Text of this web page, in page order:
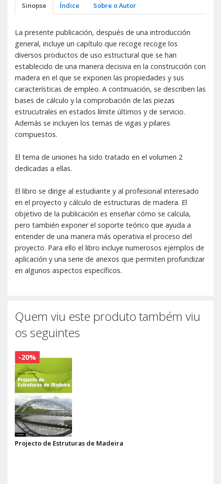
Sinopse Índice Sobre o Autor
La presente publicación, después de una introducción
general, incluye un capítulo que recoge recoge los
diversos productos de uso estructural que se han
establecido de una manera decisiva en la construcción con
madera en el que se exponen las propiedades y sus
características de empleo. A continuación, se describen las
bases de cálculo y la comprobación de las piezas
estrucutrales en estados límite últimos y de servicio.
Además se incluyen los temas de vigas y pilares
compuestos.
El tema de uniones ha sido tratado en el volumen 2
dedicadas a ellas.
El libro se dirige al estudiante y al profesional interesado
en el proyecto y cálculo de estructuras de madera. El
objetivo de la publicación es enseñar cómo se calcula,
pero también exponer el soporte teórico que ayuda a
entender de una manera más operativa el proceso del
proyecto. Para ello el libro incluye numerosos ejemplos de
aplicación y una serie de anexos que permiten profundizar
en algunos aspectos específicos.
Quem viu este produto também viu
os seguintes
Projecto de Estruturas de Madeira
-20%